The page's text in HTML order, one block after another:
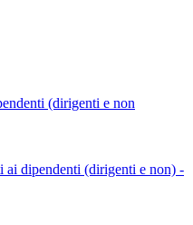
(dirigenti e non
ai dipendenti (dirigenti e non) -